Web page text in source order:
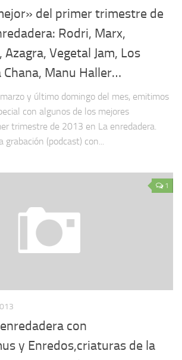
del primer trimestre de
Rodri, Marx,
Vegetal Jam, Los
Chana, Manu Haller…
y último domingo del mes, emitimos
con algunos de los mejores
trimestre de 2013 en La enredadera.
grabación (podcast) con...
1
con
y Enredos,criaturas de la